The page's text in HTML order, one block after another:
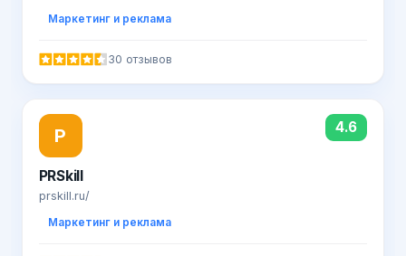
Маркетинг и реклама
30 отзывов
P 4.6
PRSkill
prskill.ru/
Маркетинг и реклама